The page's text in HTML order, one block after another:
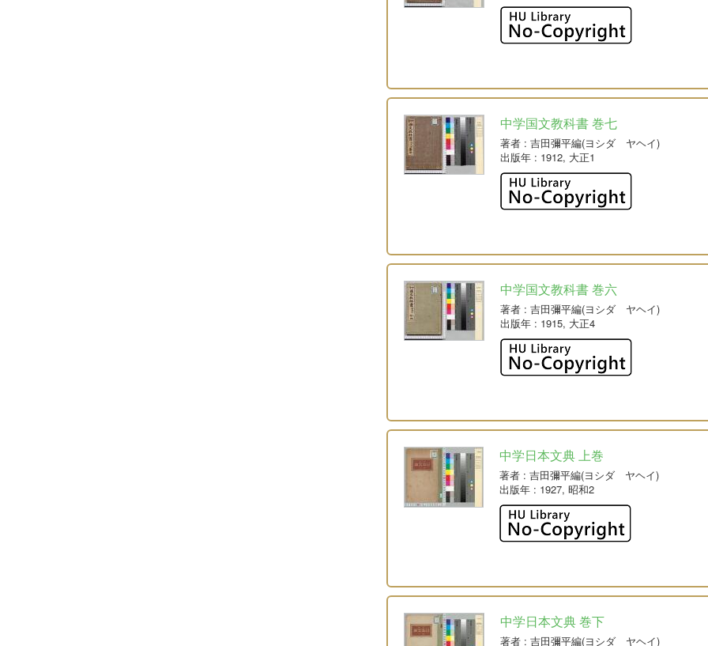
中学国文教科書 巻七
著者: 吉田彌平編(ヨシダ ヤヘイ)
出版年: 1912, 大正1
中学国文教科書 巻六
著者: 吉田彌平編(ヨシダ ヤヘイ)
出版年: 1915, 大正4
中学日本文典 上巻
著者: 吉田彌平編(ヨシダ ヤヘイ)
出版年: 1927, 昭和2
中学日本文典 巻下
著者: 吉田彌平編(ヨシダ ヤヘイ)